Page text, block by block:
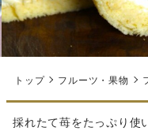
トップ フルーツ・果物
採れたて苺をたっぷり使